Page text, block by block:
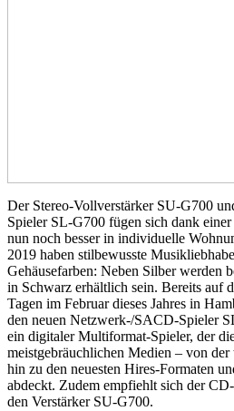
Der Stereo-Vollverstärker SU-G700
Spieler SL-G700 fügen sich dank
nun noch besser in individuelle
2019 haben stilbewusste
Gehäusefarben: Neben Silber werden
in Schwarz erhältlich sein. Bereits auf
Tagen im Februar dieses Jahres in
den neuen Netzwerk-/SACD-Spieler
ein digitaler Multiformat-Spieler, der
meistgebräuchlichen Medien – von
hin zu den neuesten Hires-Formaten
abdeckt. Zudem empfiehlt sich der
den Verstärker SU-G700.